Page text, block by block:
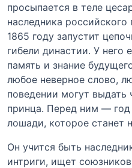
просыпается в теле
наследника
1865 году запустит
гибели династии. У него
память и знание
любое неверное слово,
поведении могут выдать
принца. Перед ним — год
лошади, которое станет
Он учится быть
интриги, ищет